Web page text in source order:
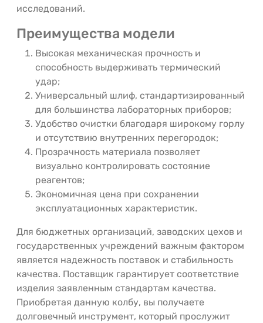
исследований.
Преимущества модели
Высокая механическая прочность и
способность выдерживать термический
удар;
Универсальный шлиф, стандартизированный
для большинства лабораторных приборов;
Удобство очистки благодаря широкому горлу
и отсутствию внутренних перегородок;
Прозрачность материала позволяет
визуально контролировать состояние
реагентов;
Экономичная цена при сохранении
эксплуатационных характеристик.
Для бюджетных организаций, заводских цехов и
государственных учреждений важным фактором
является надежность поставок и стабильность
качества. Поставщик гарантирует соответствие
изделия заявленным стандартам качества.
Приобретая данную колбу, вы получаете
долговечный инструмент, который прослужит